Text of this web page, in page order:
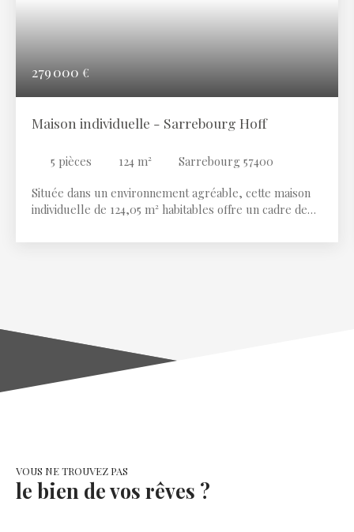
279 000 €
Maison individuelle - Sarrebourg Hoff
5 pièces 124 m² Sarrebourg 57400
Située dans un environnement agréable, cette maison
individuelle de 124,05 m² habitables offre un cadre de
principal comprend une entrée, une cuisine
complémentaires avec un garage pouvant accueillir
deux véhicules en enfilade, une buanderie, des espaces
de rangement, un petit salon, une chambre, une
kitchenette ainsi qu'une salle d'eau avec WC. Cet espace
Une maison offrant de beaux volumes et un potentiel
intéressant pour une famille ou pour un projet
VOUS NE TROUVEZ PAS
le bien de vos rêves ?